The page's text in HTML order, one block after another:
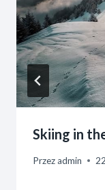
Skiing in
Przezadmin